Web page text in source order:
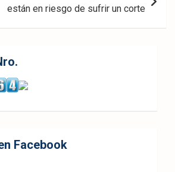
están en riesgo de sufrir un corte
Facebook